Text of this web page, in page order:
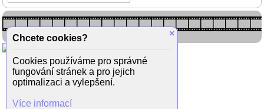
×
Chcete cookies?
Cookies používáme pro správné
fungování stránek a pro jejich
optimalizaci a vylepšení.
Více informací